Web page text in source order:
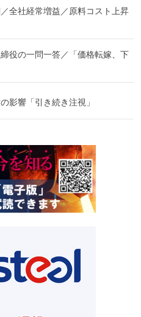
全社経常増益／原料コスト上昇
役の一問一答／「価格転嫁、下
影響「引き続き注視」